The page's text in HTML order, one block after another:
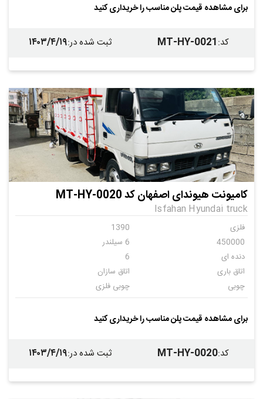
برای مشاهده قیمت پلن مناسب را خریداری کنید
کد:
MT-HY-0021 ثبت شده در:۱۴۰۳/۴/۱۹
کامیونت هیوندای اصفهان کد MT-HY-0020
Isfahan Hyundai truck
فلزی
1390
450000
6 سیلندر
دنده ای
6
اتاق باری
اتاق سازان
چوبی
چوبی فلزی
برای مشاهده قیمت پلن مناسب را خریداری کنید
کد:
MT-HY-0020 ثبت شده در:۱۴۰۳/۴/۱۹